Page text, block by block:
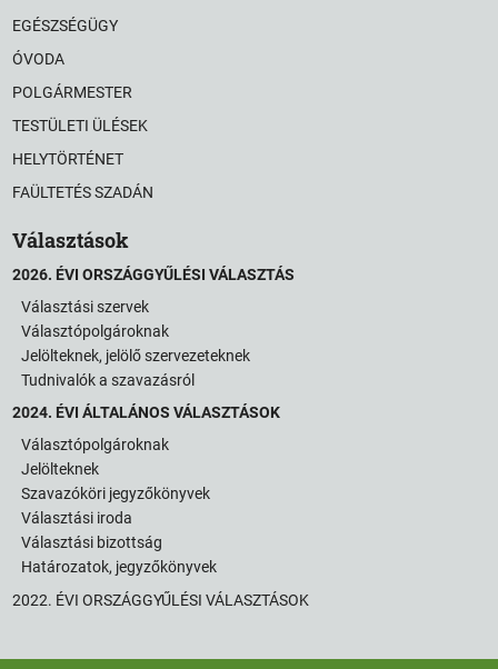
EGÉSZSÉGÜGY
ÓVODA
POLGÁRMESTER
TESTÜLETI ÜLÉSEK
HELYTÖRTÉNET
FAÜLTETÉS SZADÁN
Választások
2026. ÉVI ORSZÁGGYŰLÉSI VÁLASZTÁS
Választási szervek
Választópolgároknak
Jelölteknek, jelölő szervezeteknek
Tudnivalók a szavazásról
2024. ÉVI ÁLTALÁNOS VÁLASZTÁSOK
Választópolgároknak
Jelölteknek
Szavazóköri jegyzőkönyvek
Választási iroda
Választási bizottság
Határozatok, jegyzőkönyvek
2022. ÉVI ORSZÁGGYŰLÉSI VÁLASZTÁSOK